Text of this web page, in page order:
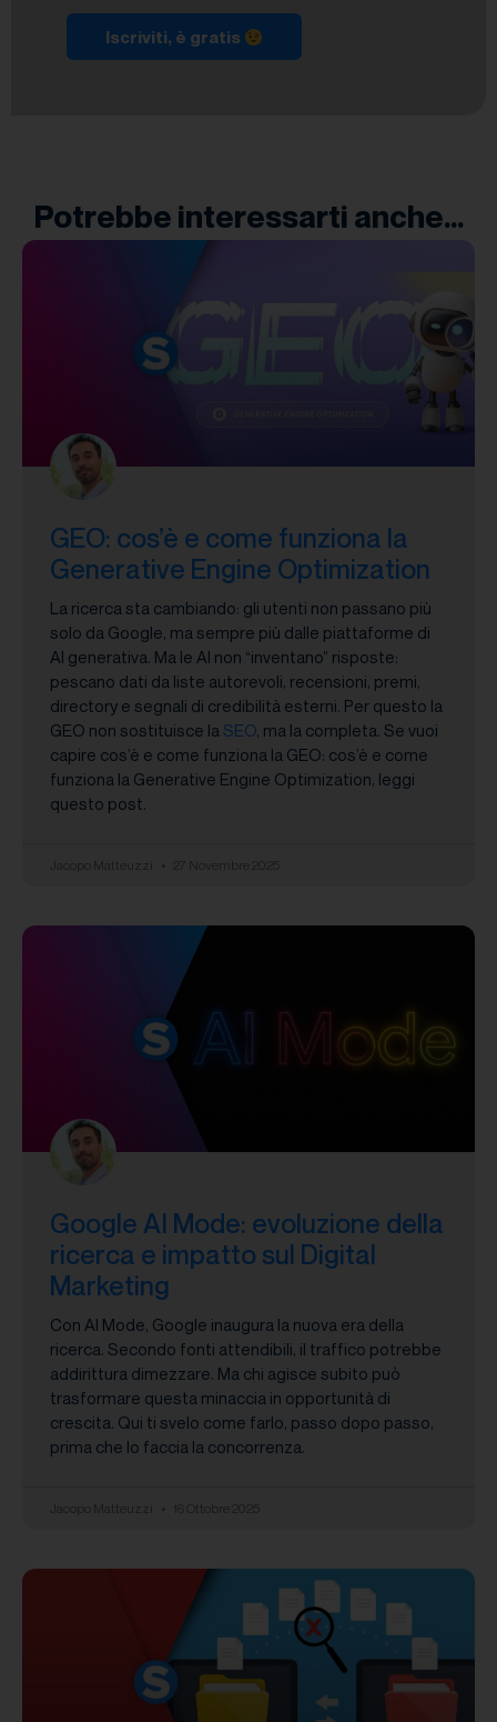
Iscriviti, è gratis
Potrebbe interessarti anche...
GEO: cos’è e come funziona la
Generative Engine Optimization
La ricerca sta cambiando: gli utenti non passano più
solo da Google, ma sempre più dalle piattaforme di
AI generativa. Ma le AI non “inventano” risposte:
pescano dati da liste autorevoli, recensioni, premi,
directory e segnali di credibilità esterni. Per questo la
GEO non sostituisce la SEO, ma la completa. Se vuoi
capire cos’è e come funziona la GEO: cos’è e come
funziona la Generative Engine Optimization, leggi
questo post.
Google AI Mode: evoluzione della
ricerca e impatto sul Digital
Marketing
Con AI Mode, Google inaugura la nuova era della
ricerca. Secondo fonti attendibili, il traffico potrebbe
addirittura dimezzare. Ma chi agisce subito può
trasformare questa minaccia in opportunità di
crescita. Qui ti svelo come farlo, passo dopo passo,
prima che lo faccia la concorrenza.